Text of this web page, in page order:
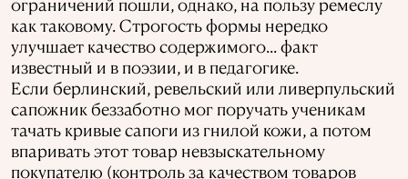
ограничений пошли, однако, на пользу ремеслу
как таковому. Строгость формы нередко
улучшает качество содержимого... факт
известный и в поэзии, и в педагогике.
Если берлинский, ревельский или ливерпульский
сапожник беззаботно мог поручать ученикам
тачать кривые сапоги из гнилой кожи, а потом
впаривать этот товар невзыскательному
покупателю (контроль за качеством товаров